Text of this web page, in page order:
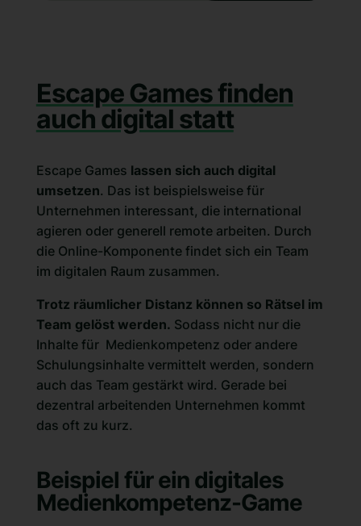
Escape Games finden
auch digital statt
Escape Games lassen sich auch digital
umsetzen. Das ist beispielsweise für
Unternehmen interessant, die international
agieren oder generell remote arbeiten. Durch
die Online-Komponente findet sich ein Team
im digitalen Raum zusammen.
Trotz räumlicher Distanz können so Rätsel im
Team gelöst werden. Sodass nicht nur die
Inhalte für Medienkompetenz oder andere
Schulungsinhalte vermittelt werden, sondern
auch das Team gestärkt wird. Gerade bei
dezentral arbeitenden Unternehmen kommt
das oft zu kurz.
Beispiel für ein digitales
Medienkompetenz-Game